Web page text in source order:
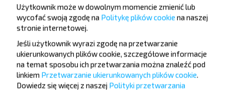
Chcesz
podróżować
taniej?
Nie przegap promocji, zniżek i innych ciekawych
ofert od serwisu INFOBUS. Zapisz się do
newslettera i podróżuj z nami jeszcze taniej!
Użytkownik może w dowolnym momencie zmienić lub
wycofać swoją zgodę na Politykę plików cookie na naszej
stronie internetowej.
Jeśli użytkownik wyrazi zgodę na przetwarzanie
ukierunkowanych plików cookie, szczegółowe informacje
na temat sposobu ich przetwarzania można znaleźć pod
linkiem Przetwarzanie ukierunkowanych plików cookie.
Dowiedz się więcej z naszej Polityki przetwarzania